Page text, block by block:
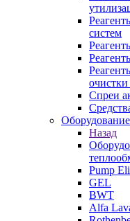
систем
Спреи
Назад
Pump
GEL
BWT
Alfa